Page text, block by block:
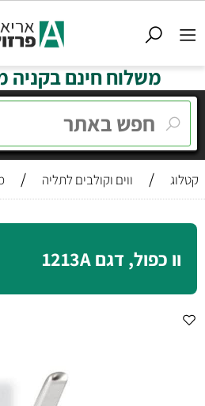
משלוח חינם בקניה מעל
קטלוג / ווים וקולבים לתליה /
וו כפול, דגם 1213A